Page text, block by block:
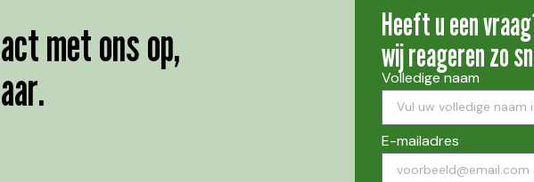
met ons op,
Heeft u een
wij reageren zo
Volledige naam
E-mailadres